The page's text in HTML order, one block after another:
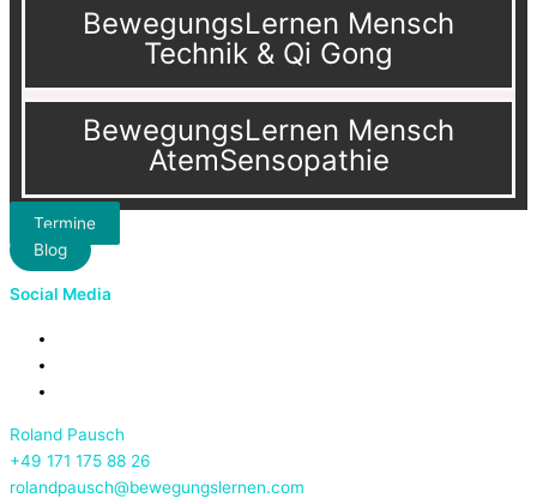
BewegungsLernen Mensch
Technik & Qi Gong
BewegungsLernen Mensch
AtemSensopathie
Termine
Blog
Social Media
Roland Pausch
+49 171 175 88 26
rolandpausch@bewegungslernen.com